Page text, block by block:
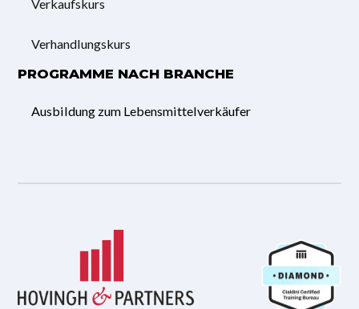
Verkaufskurs
Verhandlungskurs
PROGRAMME NACH BRANCHE
Ausbildung zum Lebensmittelverkäufer